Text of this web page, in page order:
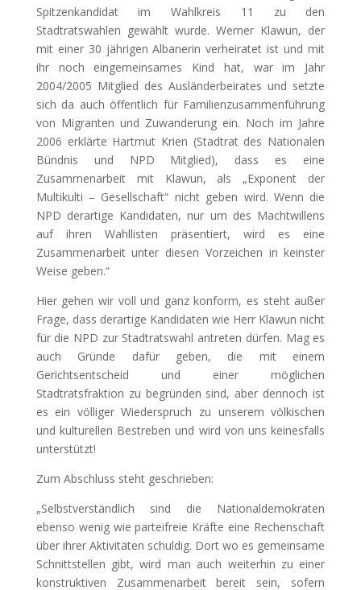
Spitzenkandidat im Wahlkreis 11 zu den
Stadtratswahlen gewählt wurde. Werner Klawun, der
mit einer 30 jährigen Albanerin verheiratet ist und mit
ihr noch eingemeinsames Kind hat, war im Jahr
2004/2005 Mitglied des Ausländerbeirates und setzte
sich da auch öffentlich für Familienzusammenführung
von Migranten und Zuwanderung ein. Noch im Jahre
2006 erklärte Hartmut Krien (Stadtrat des Nationalen
Bündnis und NPD Mitglied), dass es eine
Zusammenarbeit mit Klawun, als „Exponent der
Multikulti – Gesellschaft“ nicht geben wird. Wenn die
NPD derartige Kandidaten, nur um des Machtwillens
auf ihren Wahllisten präsentiert, wird es eine
Zusammenarbeit unter diesen Vorzeichen in keinster
Weise geben.“
Hier gehen wir voll und ganz konform, es steht außer
Frage, dass derartige Kandidaten wie Herr Klawun nicht
für die NPD zur Stadtratswahl antreten dürfen. Mag es
auch Gründe dafür geben, die mit einem
Gerichtsentscheid und einer möglichen
Stadtratsfraktion zu begründen sind, aber dennoch ist
es ein völliger Wiederspruch zu unserem völkischen
und kulturellen Bestreben und wird von uns keinesfalls
unterstützt!
Zum Abschluss steht geschrieben:
„Selbstverständlich sind die Nationaldemokraten
ebenso wenig wie parteifreie Kräfte eine Rechenschaft
über ihrer Aktivitäten schuldig. Dort wo es gemeinsame
Schnittstellen gibt, wird man auch weiterhin zu einer
konstruktiven Zusammenarbeit bereit sein, sofern